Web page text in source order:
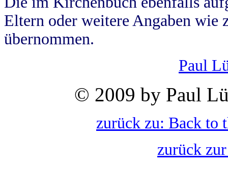
Eltern oder weitere Angaben wie
übernommen.
Paul
© 2009 by Paul
zurück zu: Back to
zurück